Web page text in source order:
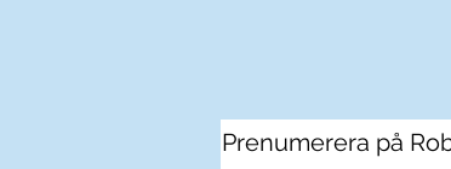
Prenumerera på